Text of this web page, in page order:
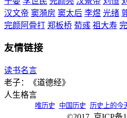
汉文帝 窦漪房 窦太后 李煜 光绪
完颜阿骨打 郑板桥 荀彧 祖大寿
友情链接
读书名言
老子：《道德经》
人生格言
唯历史 中国历史 历史上的今